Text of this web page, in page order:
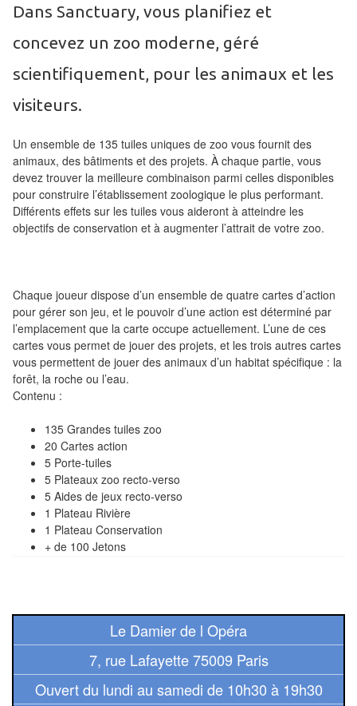
Jeux
de
société
Jeux
cartes
à
Collectionner
(TCG)
Pour
les
enfants
Pour
la
famille
Pour
les
initiés
Pour
En
Pour
Dans Sanctuary, vous planifiez et
concevez un zoo moderne, géré
scientifiquement, pour les animaux et les
visiteurs.
Un ensemble de 135 tuiles uniques de zoo vous fournit des
animaux, des bâtiments et des projets. À chaque partie, vous
devez trouver la meilleure combinaison parmi celles disponibles
pour construire l’établissement zoologique le plus performant.
Différents effets sur les tuiles vous aideront à atteindre les
objectifs de conservation et à augmenter l’attrait de votre zoo.
Chaque joueur dispose d’un ensemble de quatre cartes d’action
pour gérer son jeu, et le pouvoir d’une action est déterminé par
l’emplacement que la carte occupe actuellement. L’une de ces
cartes vous permet de jouer des projets, et les trois autres cartes
vous permettent de jouer des animaux d’un habitat spécifique : la
forêt, la roche ou l’eau.
Contenu :
135 Grandes tuiles zoo
20 Cartes action
5 Porte-tuiles
5 Plateaux zoo recto-verso
5 Aides de jeux recto-verso
1 Plateau Rivière
1 Plateau Conservation
+ de 100 Jetons
Le Damier de l Opéra
7, rue Lafayette 75009 Paris
Ouvert du lundi au samedi de 10h30 à 19h30